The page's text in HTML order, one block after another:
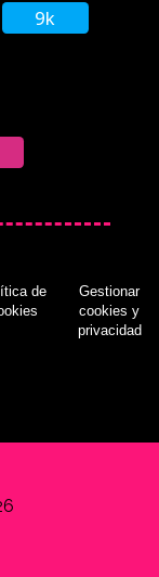
9k
de
Gestionar
cookies y
privacidad